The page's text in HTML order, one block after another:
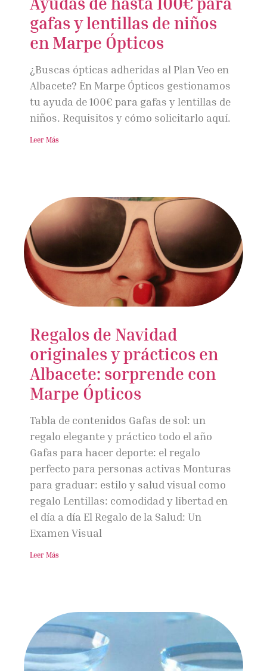
gafas y lentillas de niños
en Marpe Ópticos
¿Buscas ópticas adheridas al Plan Veo en
Albacete? En Marpe Ópticos gestionamos
tu ayuda de 100€ para gafas y lentillas de
niños. Requisitos y cómo solicitarlo aquí.
Leer Más
Regalos de Navidad
originales y prácticos en
Albacete: sorprende con
Marpe Ópticos
Tabla de contenidos Gafas de sol: un
regalo elegante y práctico todo el año
Gafas para hacer deporte: el regalo
perfecto para personas activas Monturas
para graduar: estilo y salud visual como
regalo Lentillas: comodidad y libertad en
el día a día El Regalo de la Salud: Un
Examen Visual
Leer Más